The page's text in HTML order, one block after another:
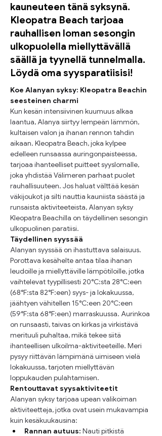
kauneuteen tänä syksynä.
Kleopatra Beach tarjoaa
rauhallisen loman sesongin
ulkopuolella miellyttävällä
säällä ja tyynellä tunnelmalla.
Löydä oma syysparatiisisi!
Koe Alanyan syksy: Kleopatra Beachin
seesteinen charmi
Kun kesän intensiivinen kuumuus alkaa
laantua, Alanya siirtyy lempeän lämmön,
kultaisen valon ja ihanan rennon tahdin
aikaan. Kleopatra Beach, joka kylpee
edelleen runsaassa auringonpaisteessa,
tarjoaa ihanteelliset puitteet syyslomalle,
joka yhdistää Välimeren parhaat puolet
rauhallisuuteen. Jos haluat välttää kesän
väkijoukot ja silti nauttia kauniista säästä ja
runsaista aktiviteeteista, Alanyan syksy
Kleopatra Beachilla on täydellinen sesongin
ulkopuolinen paratiisi.
Täydellinen syyssää
Alanyan syyssää on ihastuttava salaisuus.
Porottava kesähelte antaa tilaa ihanan
leudoille ja miellyttäville lämpötiloille, jotka
vaihtelevat tyypillisesti 20°C:sta 28°C:een
(68°F:sta 82°F:een) syys- ja lokakuussa,
jäähtyen vähitellen 15°C:een 20°C:een
(59°F:sta 68°F:een) marraskuussa. Aurinkoa
on runsaasti, taivas on kirkas ja virkistävä
merituuli puhaltaa, mikä tekee siitä
ihanteellisen ulkoilma-aktiviteeteille. Meri
pysyy riittävän lämpimänä uimiseen vielä
lokakuussa, tarjoten miellyttävän
loppukauden pulahtamisen.
Rentouttavat syysaktiviteetit
Alanyan syksy tarjoaa upean valikoiman
aktiviteetteja, jotka ovat usein mukavampia
kuin kesäkuukausina:
Rannan autuus: Nauti pitkistä